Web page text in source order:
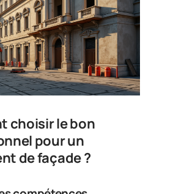
choisir le bon
pour un
de façade ?